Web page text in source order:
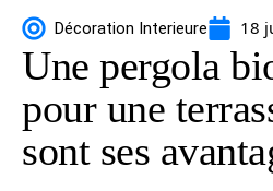
Décoration Interieure 18
Une pergola
pour une
sont ses